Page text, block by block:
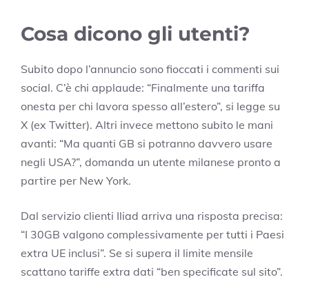
Cosa dicono gli utenti?
Subito dopo l’annuncio sono fioccati i commenti sui
social. C’è chi applaude: “Finalmente una tariffa
onesta per chi lavora spesso all’estero”, si legge su
X (ex Twitter). Altri invece mettono subito le mani
avanti: “Ma quanti GB si potranno davvero usare
negli USA?”, domanda un utente milanese pronto a
partire per New York.
Dal servizio clienti Iliad arriva una risposta precisa:
“I 30GB valgono complessivamente per tutti i Paesi
extra UE inclusi”. Se si supera il limite mensile
scattano tariffe extra dati “ben specificate sul sito”.